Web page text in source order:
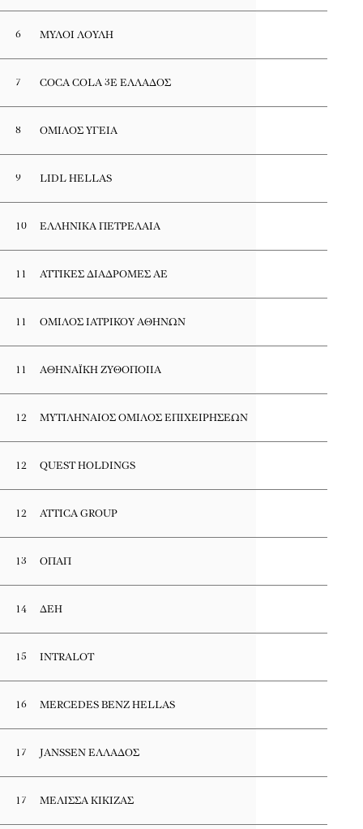
6 ΜΥΛΟΙ ΛΟΥΛΗ
7 COCA COLA 3E ΕΛΛΑΔΟΣ
8 ΟΜΙΛΟΣ ΥΓΕΙΑ
9 LIDL HELLAS
10 ΕΛΛΗΝΙΚΑ ΠΕΤΡΕΛΑΙΑ
11 ΑΤΤΙΚΕΣ ΔΙΑΔΡΟΜΕΣ ΑΕ
11 ΟΜΙΛΟΣ ΙΑΤΡΙΚΟΥ ΑΘΗΝΩΝ
11 ΑΘΗΝΑΪΚΗ ΖΥΘΟΠΟΙΙΑ
12 ΜΥΤΙΛΗΝΑΙΟΣ ΟΜΙΛΟΣ ΕΠΙΧΕΙΡΗΣΕΩΝ
12 QUEST HOLDINGS
12 ATTICA GROUP
13 ΟΠΑΠ
14 ΔΕΗ
15 INTRALOT
16 MERCEDES BENZ HELLAS
17 JANSSEN ΕΛΛΑΔΟΣ
17 ΜΕΛΙΣΣΑ ΚΙΚΙΖΑΣ